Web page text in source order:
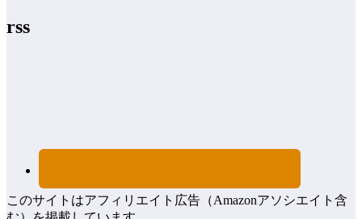
rss
このサイトはアフィリエイト広告（Amazonアソシエイト含